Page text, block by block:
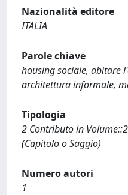
Nazionalità editore
ITALIA
Parole chiave
housing sociale, abitare
architettura informale,
Tipologia
2 Contributo in
(Capitolo o Saggio)
Numero autori
1